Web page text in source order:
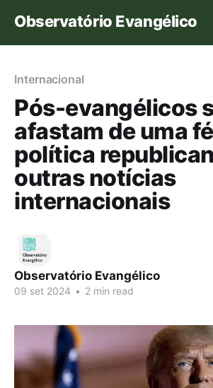
Observatório Evangélico
Internacional
Pós-evangélicos
afastam de uma
política
outras notícias
internacionais
Observatório Evangélico
09 set 2024 • 2 min read